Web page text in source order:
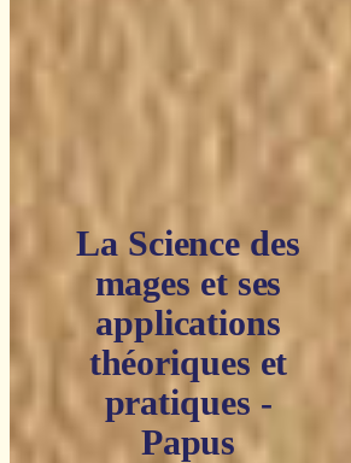
La Science des
mages et ses
applications
théoriques et
pratiques -
Papus